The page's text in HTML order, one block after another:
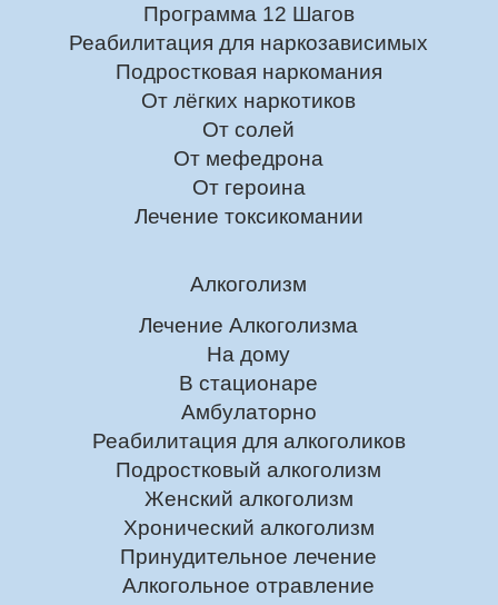
Программа 12 Шагов
Реабилитация для наркозависимых
Подростковая наркомания
От лёгких наркотиков
От солей
От мефедрона
От героина
Лечение токсикомании
Алкоголизм
Лечение Алкоголизма
На дому
В стационаре
Амбулаторно
Реабилитация для алкоголиков
Подростковый алкоголизм
Женский алкоголизм
Хронический алкоголизм
Принудительное лечение
Алкогольное отравление